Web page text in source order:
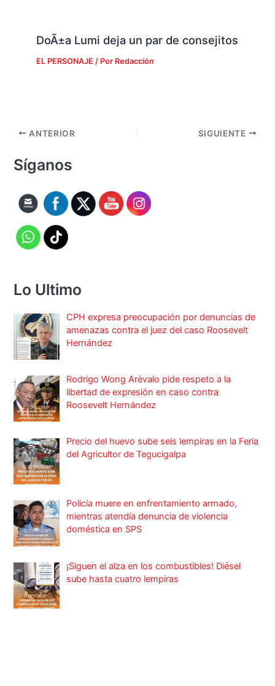
DoÃ±a Lumi deja un par de consejitos
EL PERSONAJE / Por Redacción
ANTERIOR SIGUIENTE
Síganos
Lo Ultimo
CPH expresa preocupación por denuncias de
amenazas contra el juez del caso Roosevelt
Hernández
Rodrigo Wong Arévalo pide respeto a la
libertad de expresión en caso contra
Roosevelt Hernández
Precio del huevo sube seis lempiras en la Feria
del Agricultor de Tegucigalpa
Policía muere en enfrentamiento armado,
mientras atendía denuncia de violencia
doméstica en SPS
¡Siguen el alza en los combustibles! Diésel
sube hasta cuatro lempiras